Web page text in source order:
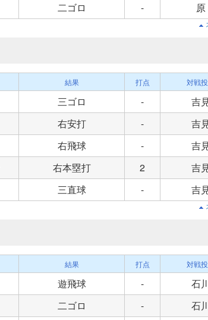
二ゴロ - 原
結果 打点 対戦
三ゴロ -
吉
右安打 -
吉
右飛球 -
吉
右本塁打 2
吉
三直球 - 吉
結果 打点 対戦
遊飛球 -
石
二ゴロ -
石